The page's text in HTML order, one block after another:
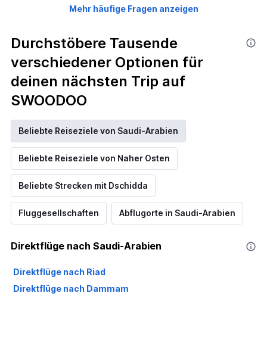
Mehr häufige Fragen anzeigen
Durchstöbere Tausende
verschiedener Optionen für
deinen nächsten Trip auf
SWOODOO
Beliebte Reiseziele von Saudi-Arabien
Beliebte Reiseziele von Naher Osten
Beliebte Strecken mit Dschidda
Fluggesellschaften Abflugorte in Saudi-Arabien
Direktflüge nach Saudi-Arabien
Direktflüge nach Riad
Direktflüge nach Dammam